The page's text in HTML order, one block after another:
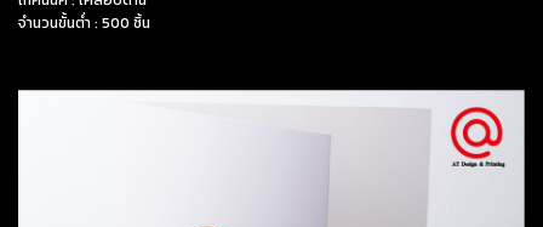
จำนวนขั้นต่ำ : 500 ชิ้น